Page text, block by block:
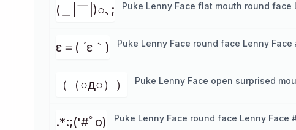
(＿|￣|)○､; Puke Lenny Face flat mouth round face
ε＝( ´ε｀) Puke Lenny Face round face Lenny Face
（（○д○）） Puke Lenny Face open surprised
.*:;('#ﾟo) Puke Lenny Face round face Lenny Face